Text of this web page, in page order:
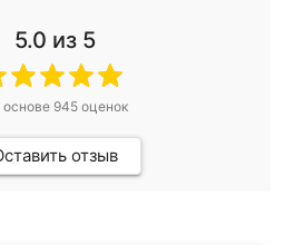
5.0 из 5
основе 945оценок
отзыв